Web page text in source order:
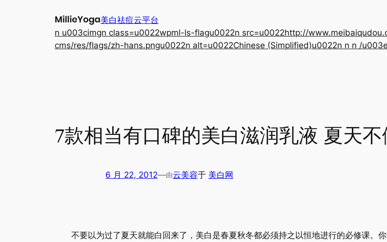
美白祛痘云平台
n u003cimgn class=u0022wpml-ls-flagu0022n src=u0022http://
cms/res/flags/zh-hans.pngu0022n alt=u0022Chinese (Simplified)u0022n n n /u003e
7款相当有口碑的美白滋润乳液 夏天
6 月 22, 2012—由云美容于 美白网
不要以为过了夏天就能白回来了，美白是春夏秋冬都必须持之以恒地进行的必修课。